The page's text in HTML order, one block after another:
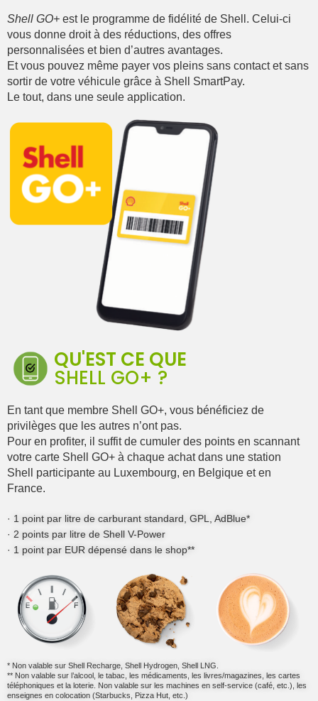
Shell GO+ est le programme de fidélité de Shell. Celui-ci
vous donne droit à des réductions, des offres
personnalisées et bien d’autres avantages.
Et vous pouvez même payer vos pleins sans contact et sans
sortir de votre véhicule grâce à Shell SmartPay.
Le tout, dans une seule application.
QU'EST CE QUE
SHELL GO+ ?
En tant que membre Shell GO+, vous bénéficiez de
privilèges que les autres n’ont pas.
Pour en profiter, il suffit de cumuler des points en scannant
votre carte Shell GO+ à chaque achat dans une station
Shell participante au Luxembourg, en Belgique et en
France.
· 1 point par litre de carburant standard, GPL, AdBlue*
· 2 points par litre de Shell V-Power
· 1 point par EUR dépensé dans le shop**
* Non valable sur Shell Recharge, Shell Hydrogen, Shell LNG.
** Non valable sur l’alcool, le tabac, les médicaments, les livres/magazines, les cartes
téléphoniques et la loterie. Non valable sur les machines en self-service (café, etc.), les
enseignes en colocation (Starbucks, Pizza Hut, etc.)